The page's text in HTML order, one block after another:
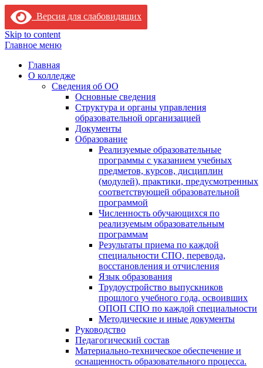
Версия для слабовидящих
Skip to content
Главное меню
Главная
О колледже
Сведения об ОО
Основные сведения
Структура и органы управления
образовательной организацией
Документы
Образование
Реализуемые образовательные
программы с указанием учебных
предметов, курсов, дисциплин
(модулей), практики, предусмотренных
соответствующей образовательной
программой
Численность обучающихся по
реализуемым образовательным
программам
Результаты приема по каждой
специальности СПО, перевода,
восстановления и отчисления
Язык образования
Трудоустройство выпускников
прошлого учебного года, освоивших
ОПОП СПО по каждой специальности
Методические и иные документы
Руководство
Педагогический состав
Материально-техническое обеспечение и
оснащенность образовательного процесса.